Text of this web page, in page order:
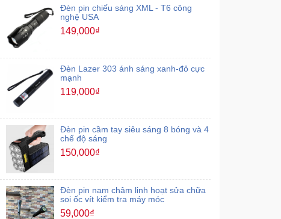
Đèn pin chiếu sáng XML - T6 công
nghệ USA
149,000₫
Đèn Lazer 303 ánh sáng xanh-đỏ cực
mạnh
119,000₫
Đèn pin cầm tay siêu sáng 8 bóng và 4
chế độ sáng
150,000₫
Đèn pin nam châm linh hoạt sửa chữa
soi ốc vít kiểm tra máy móc
59,000₫